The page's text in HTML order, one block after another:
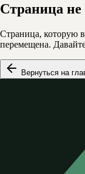
Страница не
Страница, которую
перемещена.
Вернуться на